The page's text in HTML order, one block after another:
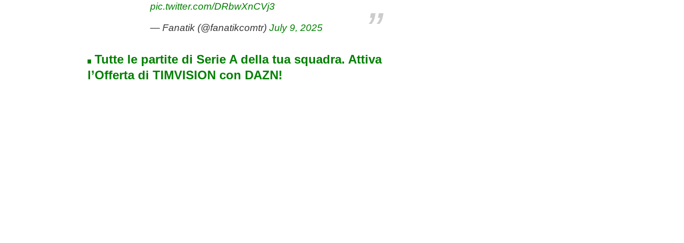
pic.twitter.com/DRbwXnCVj3
— Fanatik (@fanatikcomtr) July 9, 2025
Tutte le partite di Serie A della tua squadra. Attiva
l’Offerta di TIMVISION con DAZN!